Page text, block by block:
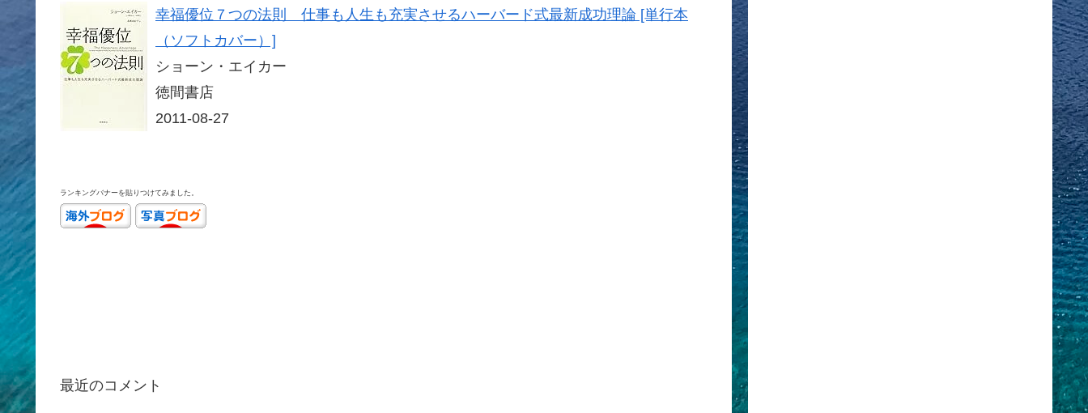
幸福優位７つの法則 仕事も人生も充実させるハーバード式最新成功理論 [単行本
（ソフトカバー）]
ショーン・エイカー
徳間書店
2011-08-27
ランキングバナーを貼りつけてみました。
最近のコメント